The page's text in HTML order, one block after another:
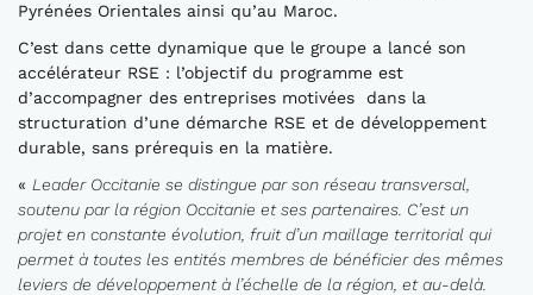
Pyrénées Orientales ainsi qu’au Maroc.
C’est dans cette dynamique que le groupe a lancé son
accélérateur RSE : l’objectif du programme est
d’accompagner des entreprises motivées dans la
structuration d’une démarche RSE et de développement
durable, sans prérequis en la matière.
« Leader Occitanie se distingue par son réseau transversal,
soutenu par la région Occitanie et ses partenaires. C’est un
projet en constante évolution, fruit d’un maillage territorial qui
permet à toutes les entités membres de bénéficier des mêmes
leviers de développement à l’échelle de la région, et au-delà.